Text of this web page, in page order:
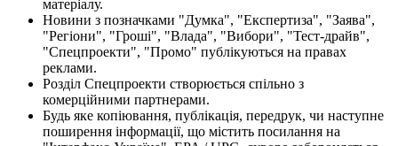
матеріалу.
Новини з позначками "Думка", "Експертиза", "Заява",
"Регіони", "Гроші", "Влада", "Вибори", "Тест-драйв",
"Спецпроекти", "Промо" публікуються на правах
реклами.
Розділ Спецпроекти створюється спільно з
комерційними партнерами.
Будь яке копіювання, публікація, передрук, чи наступне
поширення інформації, що містить посилання на